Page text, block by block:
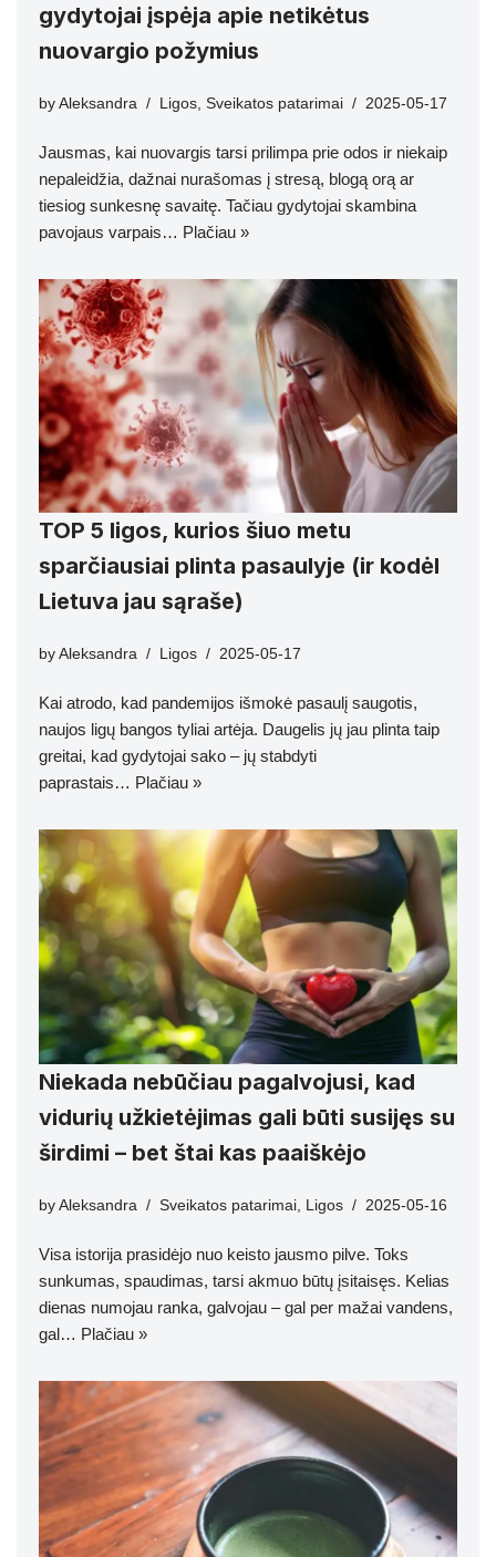
gydytojai įspėja apie netikėtus
nuovargio požymius
by Aleksandra Ligos Sveikatos patarimai 2025-05-17
Jausmas, kai nuovargis tarsi prilimpa prie odos ir niekaip
nepaleidžia, dažnai nurašomas į stresą, blogą orą ar
tiesiog sunkesnę savaitę. Tačiau gydytojai skambina
pavojaus varpais… Plačiau »
TOP 5 ligos, kurios šiuo metu
sparčiausiai plinta pasaulyje (ir kodėl
Lietuva jau sąraše)
by Aleksandra Ligos 2025-05-17
Kai atrodo, kad pandemijos išmokė pasaulį saugotis,
naujos ligų bangos tyliai artėja. Daugelis jų jau plinta taip
greitai, kad gydytojai sako – jų stabdyti
paprastais… Plačiau »
Niekada nebūčiau pagalvojusi, kad
vidurių užkietėjimas gali būti susijęs su
širdimi – bet štai kas paaiškėjo
by Aleksandra Sveikatos patarimai Ligos 2025-05-16
Visa istorija prasidėjo nuo keisto jausmo pilve. Toks
sunkumas, spaudimas, tarsi akmuo būtų įsitaisęs. Kelias
dienas numojau ranka, galvojau – gal per mažai vandens,
gal… Plačiau »